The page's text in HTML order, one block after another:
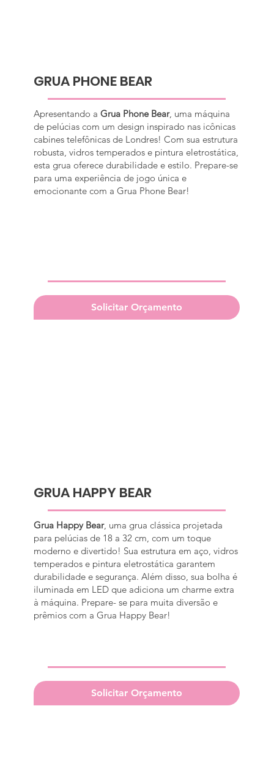
GRUA PHONE BEAR
Apresentando a Grua Phone Bear, uma máquina
de pelúcias com um design inspirado nas icônicas
cabines telefônicas de Londres! Com sua estrutura
robusta, vidros temperados e pintura eletrostática,
esta grua oferece durabilidade e estilo. Prepare-se
para uma experiência de jogo única e
emocionante com a Grua Phone Bear!
Solicitar Orçamento
GRUA HAPPY BEAR
Grua Happy Bear, uma grua clássica projetada
para pelúcias de 18 a 32 cm, com um toque
moderno e divertido! Sua estrutura em aço, vidros
temperados e pintura eletrostática garantem
durabilidade e segurança. Além disso, sua bolha é
iluminada em LED que adiciona um charme extra
à máquina. Prepare- se para muita diversão e
prêmios com a Grua Happy Bear!
Solicitar Orçamento